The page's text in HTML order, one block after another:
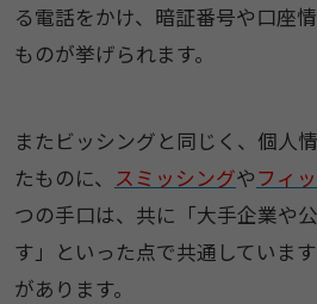
る電話をかけ、暗証番号や口座
ものが挙げられます。
またビッシングと同じく、個人
たものに、 スミッシングやフィ
つの手口は、共に「大手企業や
す」といった点で共通していま
があります。